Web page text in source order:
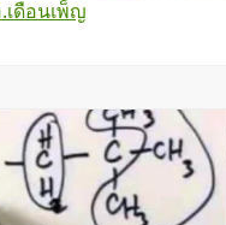
เดือนเพ็ญ